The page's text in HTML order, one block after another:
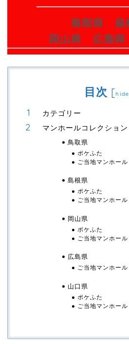
目次 [hide
カテゴリー
マンホールコレクション
鳥取県
ポケふた
ご当地マンホール
島根県
ポケふた
ご当地マンホール
岡山県
ポケふた
ご当地マンホール
広島県
ご当地マンホール
山口県
ポケふた
ご当地マンホール